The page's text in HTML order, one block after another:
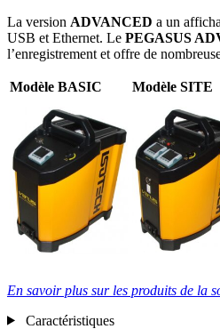
La version ADVANCED a un
USB et Ethernet. Le PEGASUS
l’enregistrement et offre de
Modèle BASIC Modèle SITE
En savoir plus sur les produits de la
Caractéristiques